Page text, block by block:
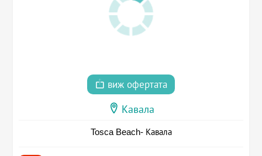
виж офертата
Кавала
Tosca Beach- Кавала